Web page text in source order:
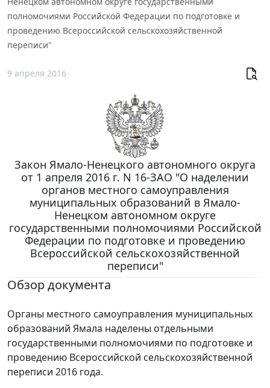
полномочиями Российской Федерации по подготовке и
проведению Всероссийской сельскохозяйственной
переписи"
9 апреля 2016
Закон Ямало-Ненецкого автономного округа
от 1 апреля 2016 г. N 16-ЗАО "О наделении
органов местного самоуправления
муниципальных образований в Ямало-
Ненецком автономном округе
государственными полномочиями Российской
Федерации по подготовке и проведению
Всероссийской сельскохозяйственной
переписи"
Обзор документа
Органы местного самоуправления муниципальных
образований Ямала наделены отдельными
государственными полномочиями по подготовке и
проведению Всероссийской сельскохозяйственной
переписи 2016 года.